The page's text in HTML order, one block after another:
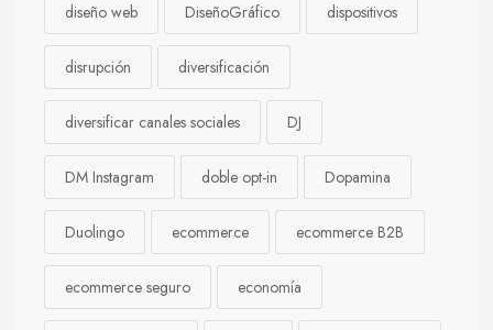
diseño web DiseñoGráfico dispositivos
disrupción diversificación
diversificar canales sociales DJ
DM Instagram doble opt-in Dopamina
Duolingo ecommerce ecommerce B2B
ecommerce seguro economía